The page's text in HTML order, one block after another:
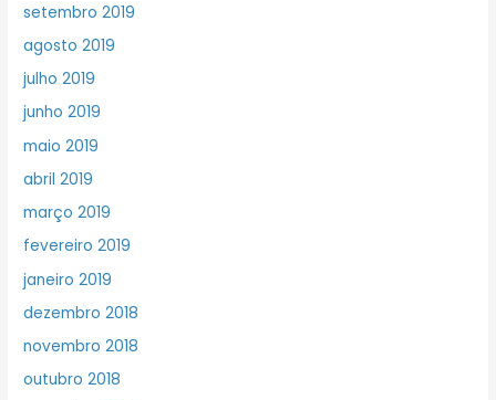
setembro 2019
agosto 2019
julho 2019
junho 2019
maio 2019
abril 2019
março 2019
fevereiro 2019
janeiro 2019
dezembro 2018
novembro 2018
outubro 2018